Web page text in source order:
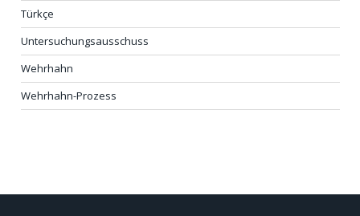
Türkçe
Untersuchungsausschuss
Wehrhahn
Wehrhahn-Prozess